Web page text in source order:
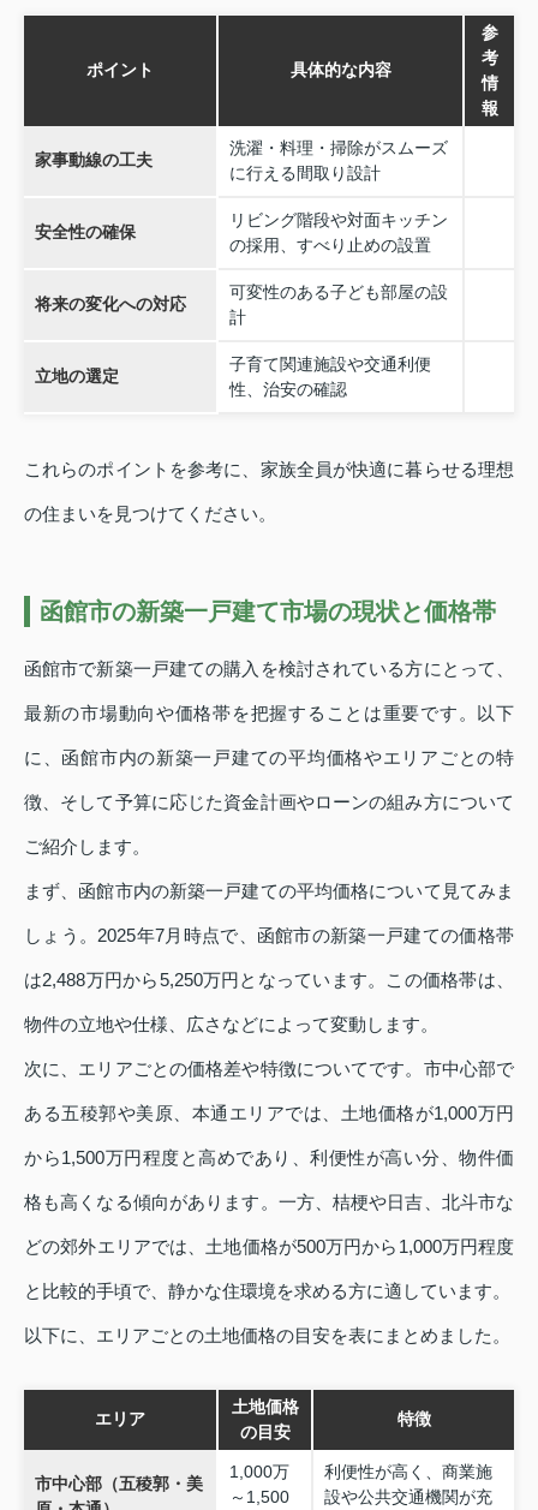
ポイント 具体的な内容
参
考
情
報
家事動線の工夫
洗濯・料理・掃除がスムーズ
に行える間取り設計
安全性の確保
リビング階段や対面キッチン
の採用、すべり止めの設置
将来の変化への対応
可変性のある子ども部屋の設
計
立地の選定
子育て関連施設や交通利便
性、治安の確認
これらのポイントを参考に、家族全員が快適に暮らせる理想
の住まいを見つけてください。
函館市の新築一戸建て市場の現状と価格帯
函館市で新築一戸建ての購入を検討されている方にとって、
最新の市場動向や価格帯を把握することは重要です。以下
に、函館市内の新築一戸建ての平均価格やエリアごとの特
徴、そして予算に応じた資金計画やローンの組み方について
ご紹介します。
まず、函館市内の新築一戸建ての平均価格について見てみま
しょう。2025年7月時点で、函館市の新築一戸建ての価格帯
は2,488万円から5,250万円となっています。この価格帯は、
物件の立地や仕様、広さなどによって変動します。
次に、エリアごとの価格差や特徴についてです。市中心部で
ある五稜郭や美原、本通エリアでは、土地価格が1,000万円
から1,500万円程度と高めであり、利便性が高い分、物件価
格も高くなる傾向があります。一方、桔梗や日吉、北斗市な
どの郊外エリアでは、土地価格が500万円から1,000万円程度
と比較的手頃で、静かな住環境を求める方に適しています。
以下に、エリアごとの土地価格の目安を表にまとめました。
エリア
土地価格
の目安
特徴
市中心部（五稜郭・美
1,000万
～1,500
利便性が高く、商業施
設や公共交通機関が充